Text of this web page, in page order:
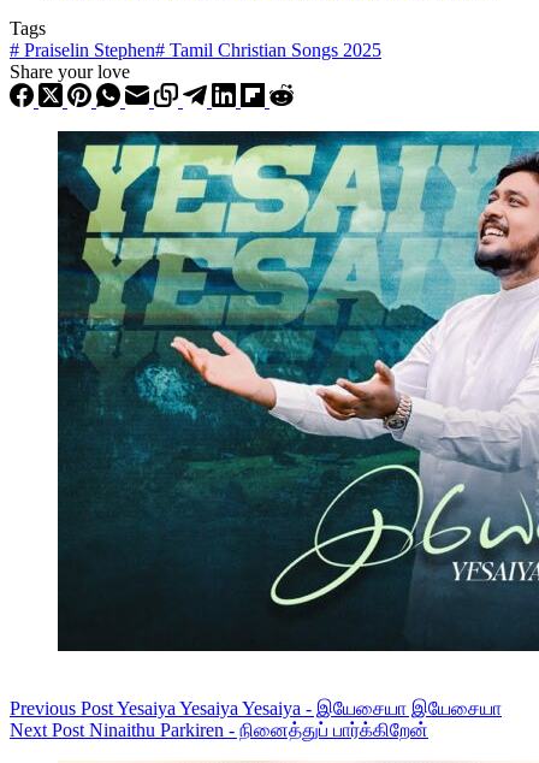
Tags
# Praiselin Stephen# Tamil Christian Songs 2025
Share your love
Previous PostYesaiya Yesaiya Yesaiya - இயேசையா இயேசையா
Next Post Ninaithu Parkiren - நினைத்துப் பார்க்கிறேன்